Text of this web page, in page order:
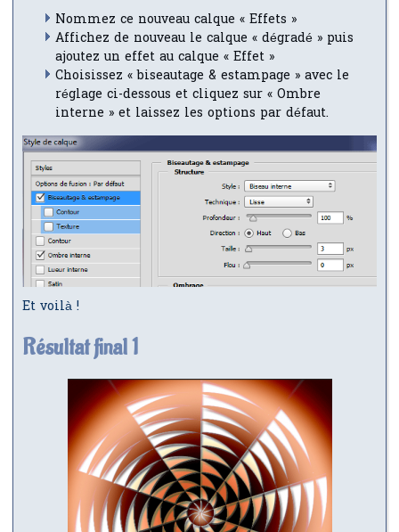
Nommez ce nouveau calque « Effets »
Affichez de nouveau le calque « dégradé » puis
ajoutez un effet au calque « Effet »
Choisissez « biseautage & estampage » avec le
réglage ci-dessous et cliquez sur « Ombre
interne » et laissez les options par défaut.
Et voilà !
Résultat final 1